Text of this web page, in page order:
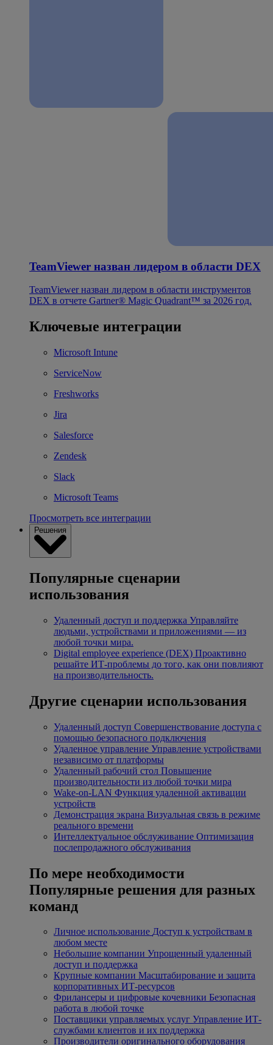
TeamViewer назван лидером в области DEX
TeamViewer назван лидером в области инструментов
DEX в отчете Gartner® Magic Quadrant™ за 2026 год.
Ключевые интеграции
Microsoft Intune
ServiceNow
Freshworks
Jira
Salesforce
Zendesk
Slack
Microsoft Teams
Просмотреть все интеграции
Решения
Популярные сценарии
использования
Удаленный доступ и поддержка Управляйте
людьми, устройствами и приложениями — из
любой точки мира.
Digital employee experience (DEX) Проактивно
решайте ИТ-проблемы до того, как они повлияют
на производительность.
Другие сценарии использования
Удаленный доступ Совершенствование доступа с
помощью безопасного подключения
Удаленное управление Управление устройствами
независимо от платформы
Удаленный рабочий стол Повышение
производительности из любой точки мира
Wake-on-LAN Функция удаленной активации
устройств
Демонстрация экрана Визуальная связь в режиме
реального времени
Интеллектуальное обслуживание Оптимизация
послепродажного обслуживания
По мере необходимости
Популярные решения для разных
команд
Личное использование Доступ к устройствам в
любом месте
Небольшие компании Упрощенный удаленный
доступ и поддержка
Крупные компании Масштабирование и защита
корпоративных ИТ-ресурсов
Фрилансеры и цифровые кочевники Безопасная
работа в любой точке
Поставщики управляемых услуг Управление ИТ-
службами клиентов и их поддержка
Производители оригинального оборудования